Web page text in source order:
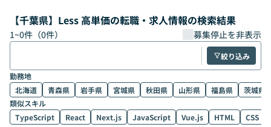
【千葉県】Less 高単価の転職・求人情報の検索結果
1~0件（0件） 募集停止を非表示
絞り込み
勤務地
北海道
青森県 岩手県 宮城県 秋田県 山形県 福島県
茨城県
類似スキル
TypeScript
React Next.js JavaScript Vue.js HTML CSS